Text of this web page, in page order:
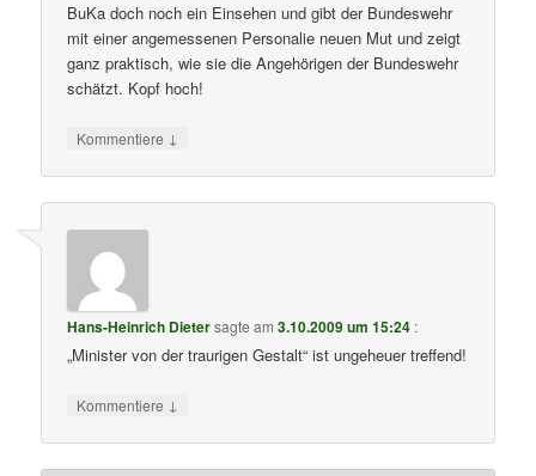
BuKa doch noch ein Einsehen und gibt der Bundeswehr
mit einer angemessenen Personalie neuen Mut und zeigt
ganz praktisch, wie sie die Angehörigen der Bundeswehr
schätzt. Kopf hoch!
Kommentiere ↓
Hans-Heinrich Dietersagte am3.10.2009 um 15:24 :
„Minister von der traurigen Gestalt“ ist ungeheuer treffend!
Kommentiere ↓